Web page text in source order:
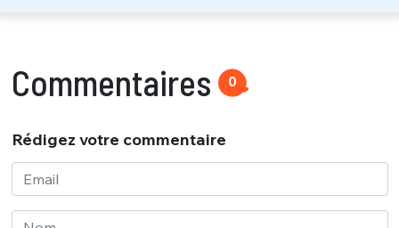
Commentaires 0
Rédigez votre commentaire